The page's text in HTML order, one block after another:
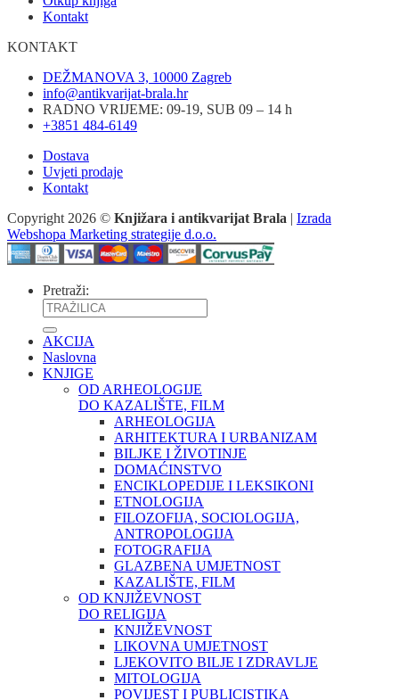
Kontakt
KONTAKT
DEŽMANOVA 3, 10000 Zagreb
info@antikvarijat-brala.hr
RADNO VRIJEME: 09-19, SUB 09 – 14 h
+3851 484-6149
Dostava
Uvjeti prodaje
Kontakt
Copyright 2026 © Knjižara i antikvarijat Brala | Izrada
Webshopa Marketing strategije d.o.o.
Pretraži:
AKCIJA
Naslovna
KNJIGE
OD ARHEOLOGIJE
DO KAZALIŠTE, FILM
ARHEOLOGIJA
ARHITEKTURA I URBANIZAM
BILJKE I ŽIVOTINJE
DOMAĆINSTVO
ENCIKLOPEDIJE I LEKSIKONI
ETNOLOGIJA
FILOZOFIJA, SOCIOLOGIJA,
ANTROPOLOGIJA
FOTOGRAFIJA
GLAZBENA UMJETNOST
KAZALIŠTE, FILM
OD KNJIŽEVNOST
DO RELIGIJA
KNJIŽEVNOST
LIKOVNA UMJETNOST
LJEKOVITO BILJE I ZDRAVLJE
MITOLOGIJA
POVIJEST I PUBLICISTIKA